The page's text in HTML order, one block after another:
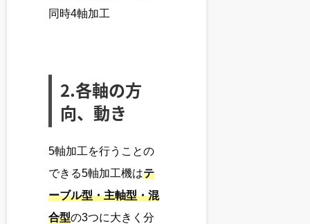
同時4軸加工
2.各軸の方
向、動き
5軸加工を行うことの
できる5軸加工機はテ
ーブル型・主軸型・混
合型の3つに大きく分